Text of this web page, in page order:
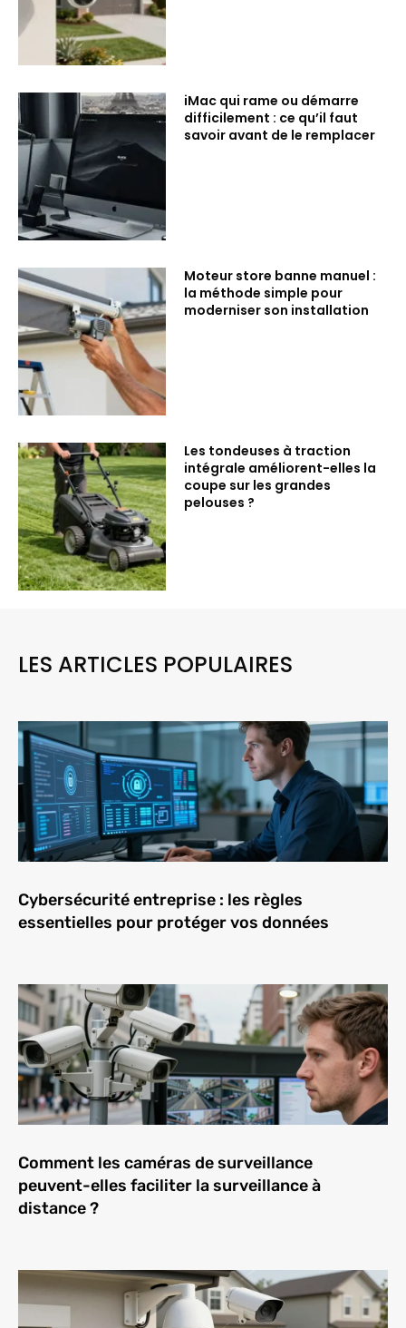
iMac qui rame ou démarre
difficilement : ce qu’il faut
savoir avant de le remplacer
Moteur store banne manuel :
la méthode simple pour
moderniser son installation
Les tondeuses à traction
intégrale améliorent-elles la
coupe sur les grandes
pelouses ?
LES ARTICLES POPULAIRES
Cybersécurité entreprise : les règles
essentielles pour protéger vos données
Comment les caméras de surveillance
peuvent-elles faciliter la surveillance à
distance ?